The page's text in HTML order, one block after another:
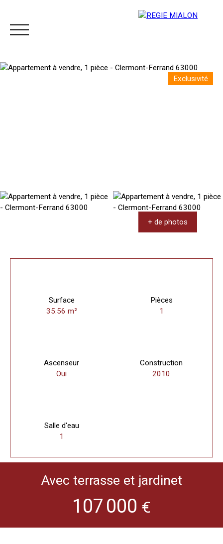
Exclusivité
+ de photos
Surface
35.56 m²
Pièces
1
Ascenseur
Oui
Construction
2010
Salle d'eau
1
Avec terrasse et jardinet
107 000 €